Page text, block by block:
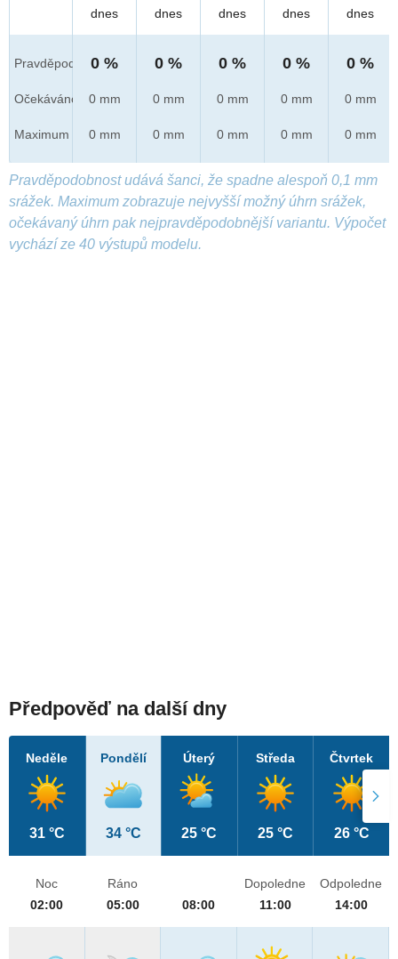
Pravděpod.
Očekáváno
Maximum
dnes
0 %
0 mm
0 mm
dnes
0 %
0 mm
0 mm
dnes
0 %
0 mm
0 mm
dnes
0 %
0 mm
0 mm
dnes
0 %
0 mm
0 mm
Pravděpodobnost udává šanci, že spadne alespoň 0,1 mm
srážek. Maximum zobrazuje nejvyšší možný úhrn srážek,
očekávaný úhrn pak nejpravděpodobnější variantu. Výpočet
vychází ze 40 výstupů modelu.
Předpověď na další dny
Neděle
31 °C
Pondělí
34 °C
Úterý
25 °C
Středa
25 °C
Čtvrtek
26 °C
Noc
02:00
Ráno
05:00
08:00
Dopoledne
11:00
Odpoledne
14:00